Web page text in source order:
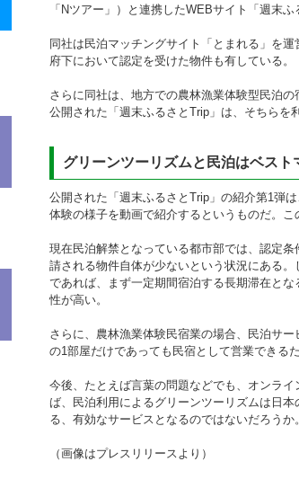
「Nツアー」）と連携したWEBサイト「週末
同社は民泊マッチングサイト「とまれる」を
府下において認定を受けた物件も有している。
さらに同社は、地方での農林漁業体験型民泊
公開された「週末ふるさとTrip」は、そちらを
グリーンツーリズムと民泊はベスト
公開された「週末ふるさとTrip」の紹介第1弾
体験の様子を動画で紹介するというものだ。
現在民泊解禁となっている都市部では、認定
請される物件自体が少ないという状況にある
であれば、まず一定期間宿泊する長期滞在と
性が高い。
さらに、農林漁業体験民宿業の場合、民泊サ
の1部屋だけであっても民宿として営業できる
今後、たとえば言葉の問題などでも、オンラ
ば、民泊利用によるグリーンツーリズムは日
る、有効なサービスとなるのではないだろうか。
（画像はプレスリリースより）